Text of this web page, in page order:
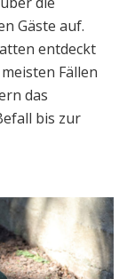
Gäste auf.
entdeckt
Fällen
das
bis zur